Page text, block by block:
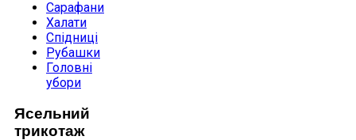
Сарафани
Халати
Спідниці
Рубашки
Головні
убори
Ясельний
трикотаж